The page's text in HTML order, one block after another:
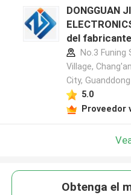
DONGGUAN
del fabricante
No.3 Funing
Village,
City,
5.0
Proveedor
Obtenga el